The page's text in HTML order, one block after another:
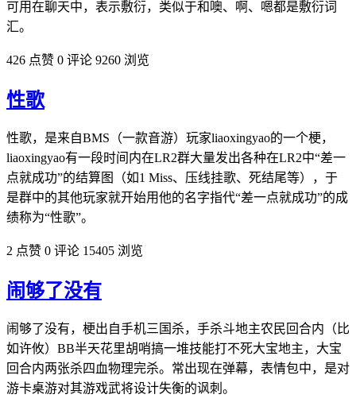
可用在聊天中，表示敷衍，类似于和噢、啊、嗯都是敷衍词
汇。
426 点赞 0 评论 9260 浏览
性歌
性歌，是来自BMS（一款音游）玩家liaoxingyao的一个梗，
liaoxingyao有一段时间内在LR2群大量发出各种在LR2中“差一
点就成功”的结算图（如1 Miss、压线挂歌、死结尾等），于
是群中的其他玩家就开始用他的名字指代“差一点就成功”的成
绩称为“性歌”。
2 点赞 0 评论 15405 浏览
闹够了没有
闹够了没有，梗出自手机三国杀，手杀斗地主农民回合内（比
如许攸）BB半天花里胡哨搞一堆技能打不死大宝地主，大宝
回合内两张杀四血物理完杀。常出现在弹幕，表情包中，是对
游卡桌游对其游戏武将设计失衡的讽刺。